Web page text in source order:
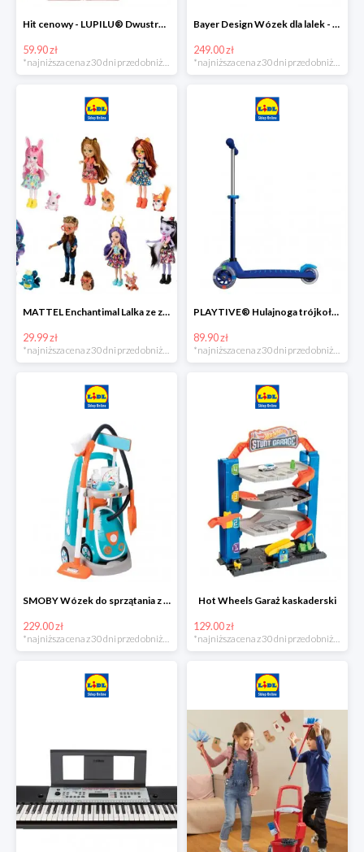
Hit cenowy - LUPILU® Dwustronna kurtka pikowana dziewczęca
59.90 zł
*najniższa cena z 30 dni przed obniżką
Bayer Design Wózek dla lalek - megazestaw
249.00 zł
*najniższa cena z 30 dni przed obniżką
MATTEL Enchantimal Lalka ze zwierzątkiem
29.99 zł
*najniższa cena z 30 dni przed obniżką
PLAYTIVE® Hulajnoga trójkołowa Tri Scooter z diodami LED
89.90 zł
*najniższa cena z 30 dni przed obniżką
SMOBY Wózek do sprzątania z odkurzaczem
229.00 zł
Hot Wheels Garaż kaskaderski
129.00 zł